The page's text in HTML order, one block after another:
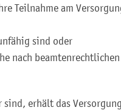
Teilnahme am
sind oder
nach
erhält das